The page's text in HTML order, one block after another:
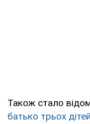
Також стало
батько трьох дітей